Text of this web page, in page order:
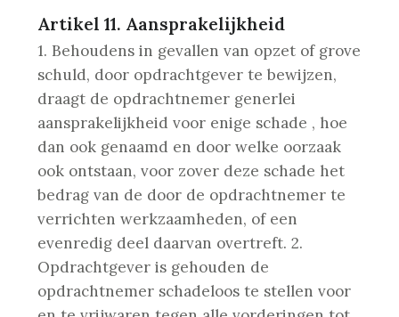
Artikel 11. Aansprakelijkheid
1. Behoudens in gevallen van opzet of grove
schuld, door opdrachtgever te bewijzen,
draagt de opdrachtnemer generlei
aansprakelijkheid voor enige schade , hoe
dan ook genaamd en door welke oorzaak
ook ontstaan, voor zover deze schade het
bedrag van de door de opdrachtnemer te
verrichten werkzaamheden, of een
evenredig deel daarvan overtreft. 2.
Opdrachtgever is gehouden de
opdrachtnemer schadeloos te stellen voor